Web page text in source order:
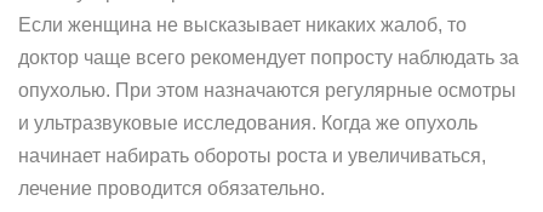
Если женщина не высказывает никаких жалоб, то
доктор чаще всего рекомендует попросту наблюдать за
опухолью. При этом назначаются регулярные осмотры
и ультразвуковые исследования. Когда же опухоль
начинает набирать обороты роста и увеличиваться,
лечение проводится обязательно.